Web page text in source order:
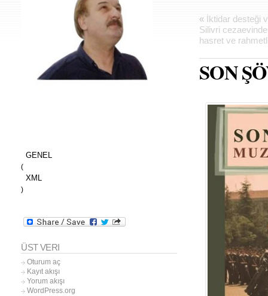
« İktidar desteği
Silivri cezaevinde
hasret ve
SON
GENEL
(
XML
)
ÜST VERI
Oturum aç
Kayıt akışı
Yorum akışı
WordPress.org